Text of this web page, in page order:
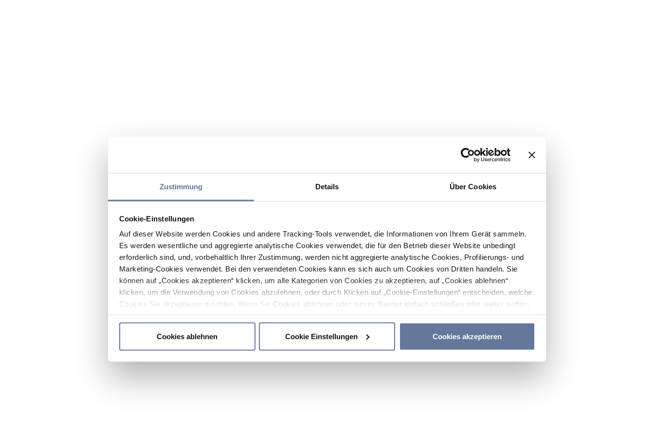
Zustimmung Details Über Cookies
Cookie-Einstellungen
Auf dieser Website werden Cookies und andere Tracking-Tools verwendet, die Informationen von Ihrem Gerät sammeln.
Es werden wesentliche und aggregierte analytische Cookies verwendet, die für den Betrieb dieser Website unbedingt
erforderlich sind, und, vorbehaltlich Ihrer Zustimmung, werden nicht aggregierte analytische Cookies, Profilierungs- und
Marketing-Cookies verwendet. Bei den verwendeten Cookies kann es sich auch um Cookies von Dritten handeln. Sie
können auf „Cookies akzeptieren“ klicken, um alle Kategorien von Cookies zu akzeptieren, auf „Cookies ablehnen“
klicken, um die Verwendung von Cookies abzulehnen, oder durch Klicken auf „Cookie-Einstellungen“ entscheiden, welche
Cookies Sie akzeptieren möchten. Wenn Sie Cookies ablehnen oder dieses Banner einfach schließen oder weiter surfen,
Cookies ablehnen
Cookie Einstellungen Cookies akzeptieren